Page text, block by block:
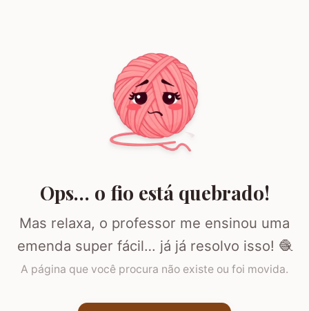
Ops… o fio está quebrado!
Mas relaxa, o professor me ensinou uma
emenda super fácil… já já resolvo isso! 🧶
A página que você procura não existe ou foi movida.